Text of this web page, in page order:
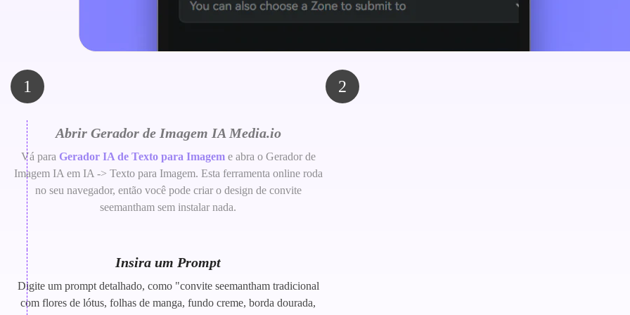
1 2
Abrir Gerador de Imagem IA Media.io
Vá para Gerador IA de Texto para Imageme abra o Gerador de
Imagem IA em IA -> Texto para Imagem. Esta ferramenta online roda
no seu navegador, então você pode criar o design de convite
seemantham sem instalar nada.
Insira um Prompt
Digite um prompt detalhado, como "convite seemantham tradicional
com flores de lótus, folhas de manga, fundo creme, borda dourada,